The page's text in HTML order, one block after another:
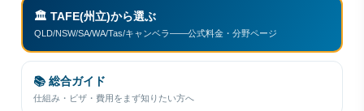
🏛 TAFE(州立)から選ぶ
QLD/NSW/SA/WA/Tas/キャンベラ——公式料金・分野ページ
📚 総合ガイド
仕組み・ビザ・費用をまず知りたい方へ